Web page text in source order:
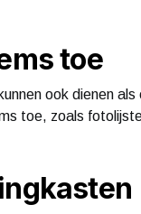
toe
ook dienen
toe, zoals